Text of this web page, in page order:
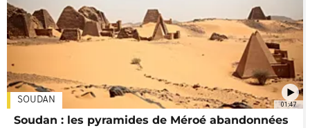
01:47
SOUDAN
Soudan : les pyramides de Méroé abandonnées